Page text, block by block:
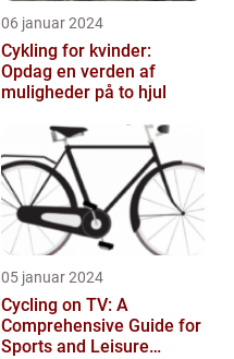
06 januar 2024
Cykling for kvinder:
Opdag en verden af
muligheder på to hjul
05 januar 2024
Cycling on TV: A
Comprehensive Guide for
Sports and Leisure